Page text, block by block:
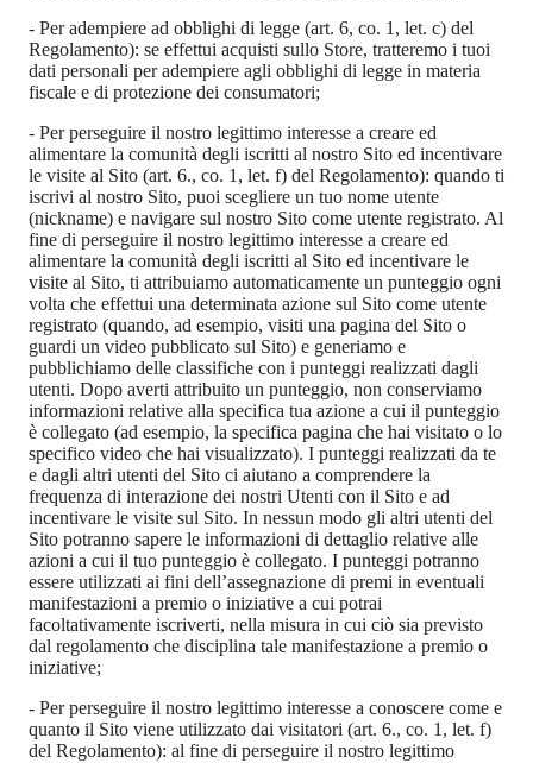
- Per adempiere ad obblighi di legge (art. 6, co. 1, let. c) del
Regolamento): se effettui acquisti sullo Store, tratteremo i tuoi
dati personali per adempiere agli obblighi di legge in materia
fiscale e di protezione dei consumatori;
- Per perseguire il nostro legittimo interesse a creare ed
alimentare la comunità degli iscritti al nostro Sito ed incentivare
le visite al Sito (art. 6., co. 1, let. f) del Regolamento): quando ti
iscrivi al nostro Sito, puoi scegliere un tuo nome utente
(nickname) e navigare sul nostro Sito come utente registrato. Al
fine di perseguire il nostro legittimo interesse a creare ed
alimentare la comunità degli iscritti al Sito ed incentivare le
visite al Sito, ti attribuiamo automaticamente un punteggio ogni
volta che effettui una determinata azione sul Sito come utente
registrato (quando, ad esempio, visiti una pagina del Sito o
guardi un video pubblicato sul Sito) e generiamo e
pubblichiamo delle classifiche con i punteggi realizzati dagli
utenti. Dopo averti attribuito un punteggio, non conserviamo
informazioni relative alla specifica tua azione a cui il punteggio
è collegato (ad esempio, la specifica pagina che hai visitato o lo
specifico video che hai visualizzato). I punteggi realizzati da te
e dagli altri utenti del Sito ci aiutano a comprendere la
frequenza di interazione dei nostri Utenti con il Sito e ad
incentivare le visite sul Sito. In nessun modo gli altri utenti del
Sito potranno sapere le informazioni di dettaglio relative alle
azioni a cui il tuo punteggio è collegato. I punteggi potranno
essere utilizzati ai fini dell’assegnazione di premi in eventuali
manifestazioni a premio o iniziative a cui potrai
facoltativamente iscriverti, nella misura in cui ciò sia previsto
dal regolamento che disciplina tale manifestazione a premio o
iniziative;
- Per perseguire il nostro legittimo interesse a conoscere come e
quanto il Sito viene utilizzato dai visitatori (art. 6., co. 1, let. f)
del Regolamento): al fine di perseguire il nostro legittimo